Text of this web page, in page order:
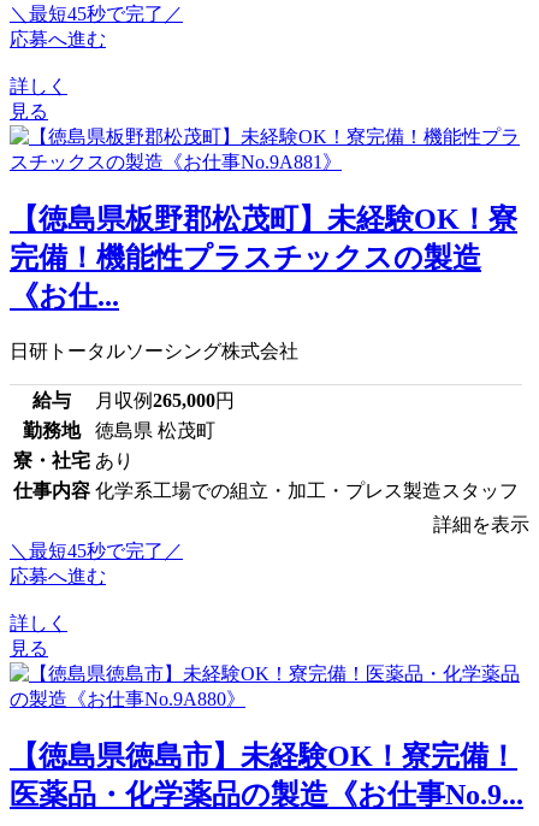
＼最短45秒で完了／
応募へ進む
詳しく
見る
【徳島県板野郡松茂町】未経験OK！寮
完備！機能性プラスチックスの製造
《お仕...
日研トータルソーシング株式会社
給与 月収例265,000円
勤務地
徳島県 松茂町
寮・社宅 あり
仕事内容 化学系工場での組立・加工・プレス製造スタッフ
詳細を表示
＼最短45秒で完了／
応募へ進む
詳しく
見る
【徳島県徳島市】未経験OK！寮完備！
医薬品・化学薬品の製造《お仕事No.9...